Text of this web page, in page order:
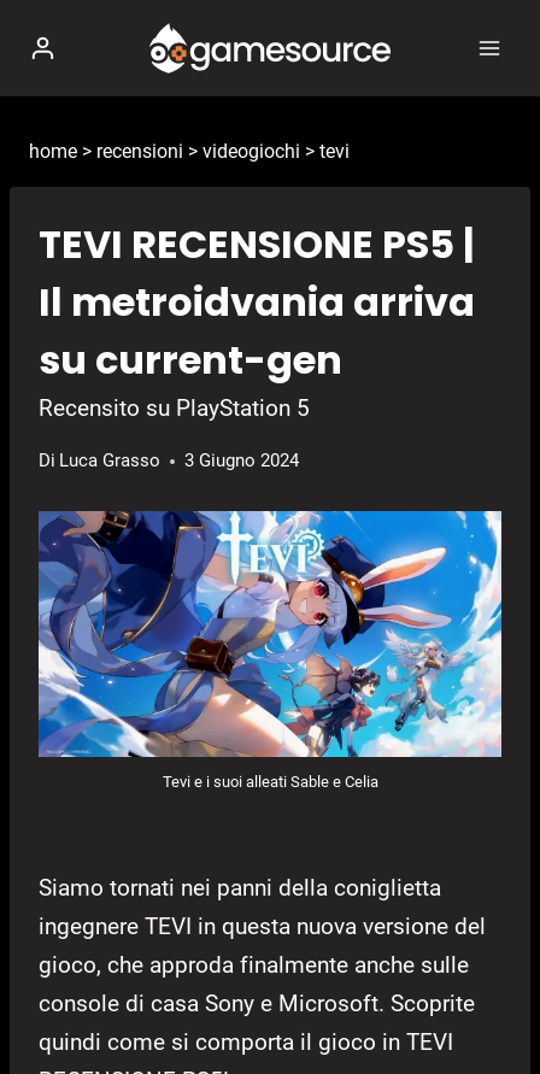
contenuto
home > recensioni > videogiochi > tevi
TEVI RECENSIONE PS5 |
Il metroidvania arriva
su current-gen
Recensito su PlayStation 5
Di Luca Grasso 3 Giugno 2024
Tevi e i suoi alleati Sable e Celia
Siamo tornati nei panni della coniglietta
ingegnere TEVI in questa nuova versione del
gioco, che approda finalmente anche sulle
console di casa Sony e Microsoft. Scoprite
quindi come si comporta il gioco in TEVI